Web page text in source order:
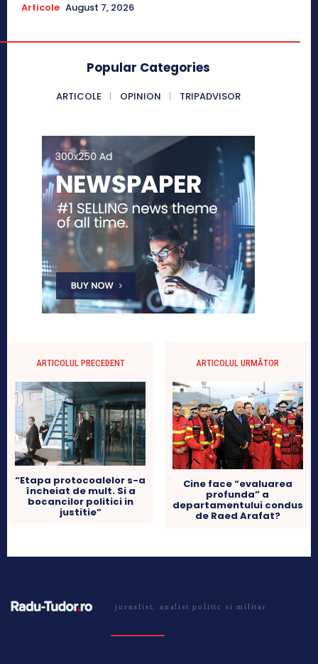
Articole August 7, 2026
Popular Categories
ARTICOLE OPINION TRIPADVISOR
ARTICOLUL PRECEDENT
“Etapa protocoalelor s-a
încheiat de mult. Si a
bocancilor politici in
justitie”
ARTICOLUL URMĂTOR
Cine face “evaluarea
profunda” a
departamentului condus
de Raed Arafat?
jurnalist, analist politic si militar